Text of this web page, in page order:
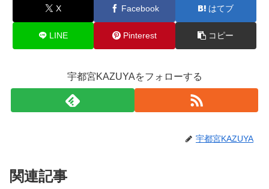
X Facebook はてブ
LINE Pinterest コピー
宇都宮KAZUYAをフォローする
宇都宮KAZUYA
関連記事